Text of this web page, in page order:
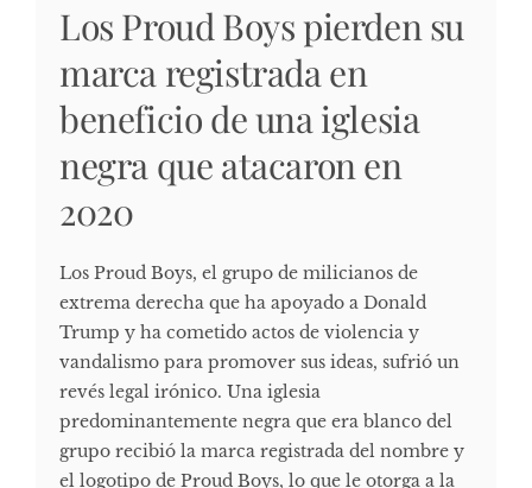
Los Proud Boys pierden su
marca registrada en
beneficio de una iglesia
negra que atacaron en
2020
Los Proud Boys, el grupo de milicianos de
extrema derecha que ha apoyado a Donald
Trump y ha cometido actos de violencia y
vandalismo para promover sus ideas, sufrió un
revés legal irónico. Una iglesia
predominantemente negra que era blanco del
grupo recibió la marca registrada del nombre y
el logotipo de Proud Boys, lo que le otorga a la